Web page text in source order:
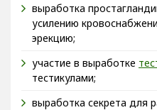
выработка
усилению
эрекцию;
участие в выработке
тестикулами;
выработка секрета для